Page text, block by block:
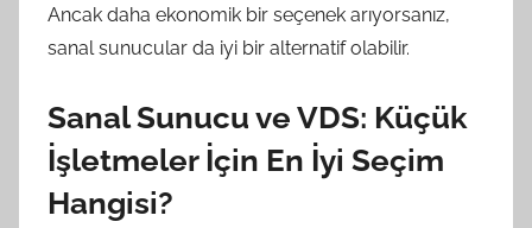
Ancak daha ekonomik bir seçenek arıyorsanız,
sanal sunucular da iyi bir alternatif olabilir.
Sanal Sunucu ve VDS: Küçük
İşletmeler İçin En İyi Seçim
Hangisi?